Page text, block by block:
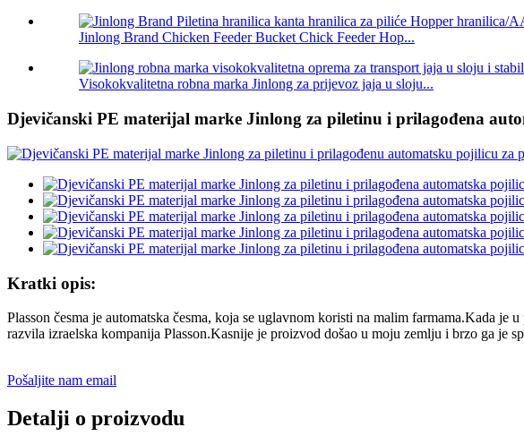
Jinlong Brand Chicken Feeder Bucket Chick Feeder Hop...
Visokokvalitetna robna marka Jinlong za prijevoz jaja u sloju...
Djevičanski PE materijal marke Jinlong za piletinu i prilagođena
Kratki opis:
Plasson česma je automatska česma, koja se uglavnom koristi na malim farmama.Kada
razvila izraelska kompanija Plasson.Kasnije je proizvod došao u moju zemlju i brzo ga
Pošaljite nam email
Detalji o proizvodu